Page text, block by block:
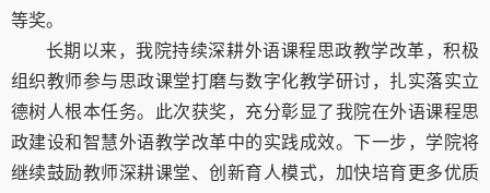
等奖。
长期以来，我院持续深耕外语课程思政教学改革，积极
组织教师参与思政课堂打磨与数字化教学研讨，扎实落实立
德树人根本任务。此次获奖，充分彰显了我院在外语课程思
政建设和智慧外语教学改革中的实践成效。下一步，学院将
继续鼓励教师深耕课堂、创新育人模式，加快培育更多优质